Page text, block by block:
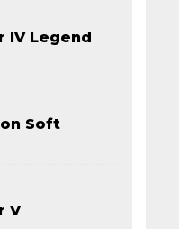
IV Legend
Soft
V